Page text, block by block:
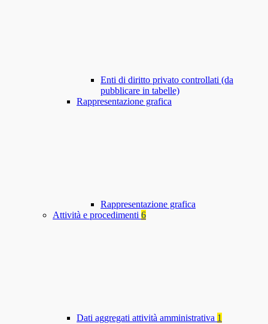
Enti di diritto privato controllati (da
pubblicare in tabelle)
Rappresentazione grafica
Rappresentazione grafica
Attività e procedimenti 6
Dati aggregati attività amministrativa 1